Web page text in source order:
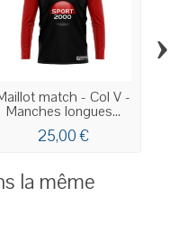
match - Col V -
Manches longues...
25,00 €
›
la même